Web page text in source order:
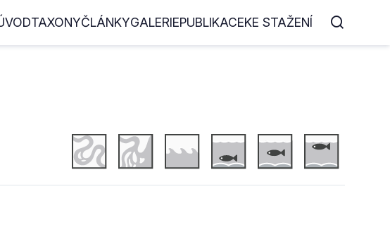
TAXONYČLÁNKYGALERIEPUBLIKACEKE STAŽENÍ